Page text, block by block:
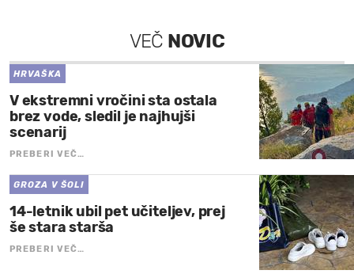
VEČ NOVIC
HRVAŠKA
V ekstremni vročini sta ostala
brez vode, sledil je najhujši
scenarij
PREBERI VEČ…
GROZA V ŠOLI
14-letnik ubil pet učiteljev, prej
še stara starša
PREBERI VEČ…